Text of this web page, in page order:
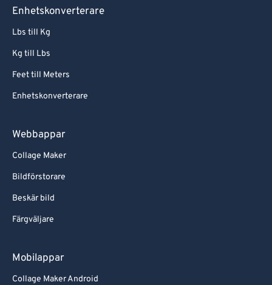
Enhetskonverterare
Lbs till Kg
Kg till Lbs
Feet till Meters
Enhetskonverterare
Webbappar
Collage Maker
Bildförstorare
Beskär bild
Färgväljare
Mobilappar
Collage Maker Android